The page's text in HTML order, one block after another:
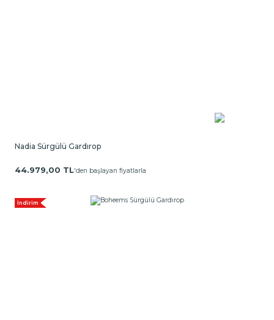
Nadia Sürgülü Gardırop
44.979,00 TL'den başlayan fiyatlarla
İndirim